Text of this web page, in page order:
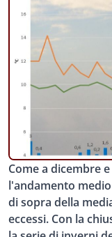
Come a dicembre
l'andamento
di sopra della
eccessi. Con la